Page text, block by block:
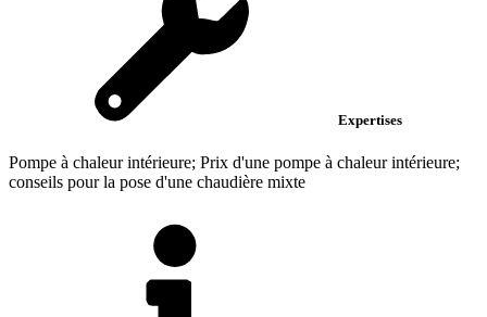
Expertises
Pompe à chaleur intérieure; Prix d'une pompe à chaleur intérieure;
conseils pour la pose d'une chaudière mixte